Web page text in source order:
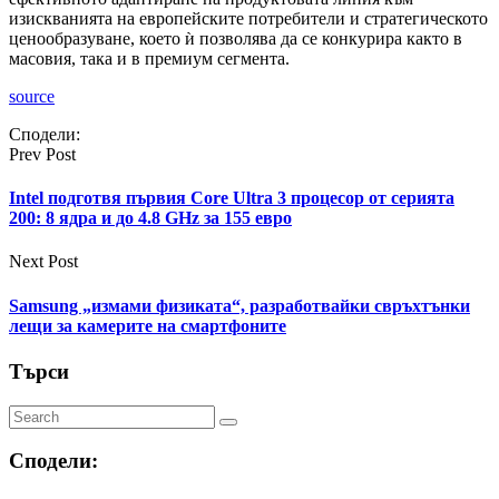
изискванията на европейските потребители и стратегическото
ценообразуване, което ѝ позволява да се конкурира както в
масовия, така и в премиум сегмента.
source
Сподели:
Prev Post
Intel подготвя първия Core Ultra 3 процесор от серията
200: 8 ядра и до 4.8 GHz за 155 евро
Next Post
Samsung „измами физиката“, разработвайки свръхтънки
лещи за камерите на смартфоните
Търси
Сподели: